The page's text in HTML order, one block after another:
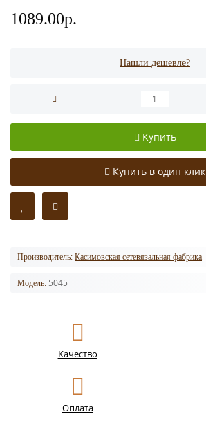
1089.00р.
Нашли дешевле?
Купить
Купить в один клик
Производитель: Касимовская сетевязальная фабрика
Модель: 5045
Качество
Оплата